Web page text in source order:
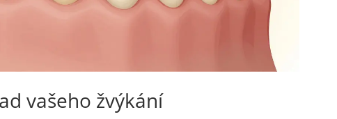
vašeho žvýkání